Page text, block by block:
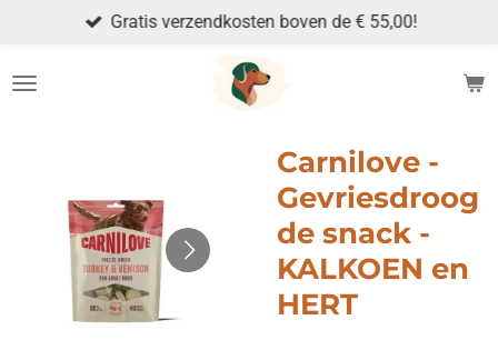
naar
Gratis verzendkosten boven de € 55,00!
Carnilove -
Gevriesdroog
de snack -
KALKOEN en
HERT